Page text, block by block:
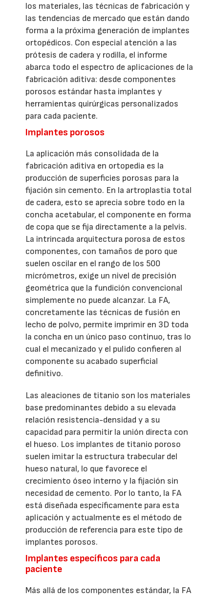
los materiales, las técnicas de fabricación y
las tendencias de mercado que están dando
forma a la próxima generación de implantes
ortopédicos. Con especial atención a las
prótesis de cadera y rodilla, el informe
abarca todo el espectro de aplicaciones de la
fabricación aditiva: desde componentes
porosos estándar hasta implantes y
herramientas quirúrgicas personalizados
para cada paciente.
Implantes porosos
La aplicación más consolidada de la
fabricación aditiva en ortopedia es la
producción de superficies porosas para la
fijación sin cemento. En la artroplastia total
de cadera, esto se aprecia sobre todo en la
concha acetabular, el componente en forma
de copa que se fija directamente a la pelvis.
La intrincada arquitectura porosa de estos
componentes, con tamaños de poro que
suelen oscilar en el rango de los 500
micrómetros, exige un nivel de precisión
geométrica que la fundición convencional
simplemente no puede alcanzar. La FA,
concretamente las técnicas de fusión en
lecho de polvo, permite imprimir en 3D toda
la concha en un único paso continuo, tras lo
cual el mecanizado y el pulido confieren al
componente su acabado superficial
definitivo.
Las aleaciones de titanio son los materiales
base predominantes debido a su elevada
relación resistencia-densidad y a su
capacidad para permitir la unión directa con
el hueso. Los implantes de titanio poroso
suelen imitar la estructura trabecular del
hueso natural, lo que favorece el
crecimiento óseo interno y la fijación sin
necesidad de cemento. Por lo tanto, la FA
está diseñada específicamente para esta
aplicación y actualmente es el método de
producción de referencia para este tipo de
implantes porosos.
Implantes específicos para cada
paciente
Más allá de los componentes estándar, la FA